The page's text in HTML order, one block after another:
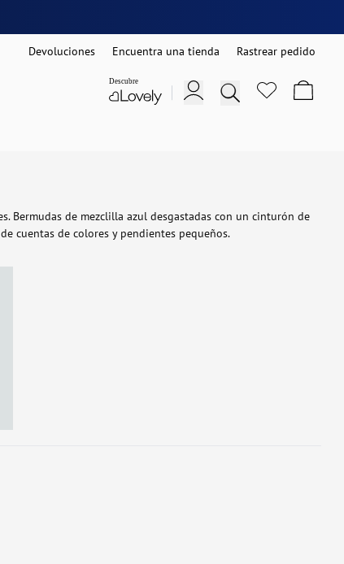
Devoluciones Encuentra una tienda Rastrear pedido
Bermudas de mezclilla azul desgastadas con un cinturón de
cuentas de colores y pendientes pequeños.